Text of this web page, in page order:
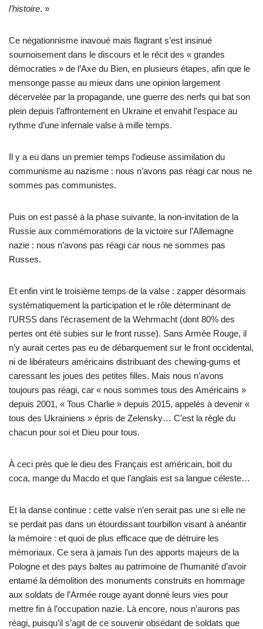
l’histoire. »
Ce négationnisme inavoué mais flagrant s’est insinué
sournoisement dans le discours et le récit des « grandes
démocraties » de l’Axe du Bien, en plusieurs étapes, afin que le
mensonge passe au mieux dans une opinion largement
décervelée par la propagande, une guerre des nerfs qui bat son
plein depuis l’affrontement en Ukraine et envahit l’espace au
rythme d’une infernale valse à mille temps.
Il y a eu dans un premier temps l’odieuse assimilation du
communisme au nazisme : nous n’avons pas réagi car nous ne
sommes pas communistes.
Puis on est passé à la phase suivante, la non-invitation de la
Russie aux commémorations de la victoire sur l’Allemagne
nazie : nous n’avons pas réagi car nous ne sommes pas
Russes.
Et enfin vint le troisième temps de la valse : zapper désormais
systématiquement la participation et le rôle déterminant de
l’URSS dans l’écrasement de la Wehrmacht (dont 80% des
pertes ont été subies sur le front russe). Sans Armée Rouge, il
n’y aurait certes pas eu de débarquement sur le front occidental,
ni de libérateurs américains distribuant des chewing-gums et
caressant les joues des petites filles. Mais nous n’avons
toujours pas réagi, car « nous sommes tous des Américains »
depuis 2001, « Tous Charlie » depuis 2015, appelés à devenir «
tous des Ukrainiens » épris de Zelensky… C’est la règle du
chacun pour soi et Dieu pour tous.
À ceci près que le dieu des Français est américain, boit du
coca, mange du Macdo et que l’anglais est sa langue céleste…
Et la danse continue : cette valse n’en serait pas une si elle ne
se perdait pas dans un étourdissant tourbillon visant à anéantir
la mémoire : et quoi de plus efficace que de détruire les
mémoriaux. Ce sera à jamais l’un des apports majeurs de la
Pologne et des pays baltes au patrimoine de l’humanité d’avoir
entamé la démolition des monuments construits en hommage
aux soldats de l’Armée rouge ayant donné leurs vies pour
mettre fin à l’occupation nazie. Là encore, nous n’aurons pas
réagi, puisqu’il s’agit de ce souvenir obsédant de soldats que